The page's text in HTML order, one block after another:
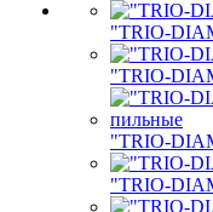
"TRIO-
"TRIO-
"TRIO-
"TRIO-